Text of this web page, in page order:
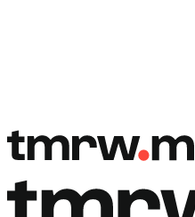
Rezervovat hovor Rezervovat hovor